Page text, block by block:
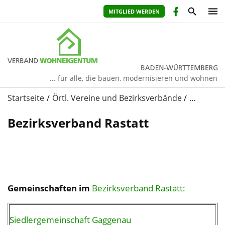
MITGLIED WERDEN
... für alle, die bauen, modernisieren und wohnen
Startseite Örtl. Vereine und Bezirksverbände …
Bezirksverband Rastatt
Gemeinschaften im Bezirksverband Rastatt:
Siedlergemeinschaft Gaggenau